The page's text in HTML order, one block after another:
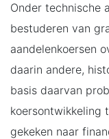
Onder technische
bestuderen van
aandelenkoersen
daarin andere,
basis daarvan
koersontwikkeling
gekeken naar